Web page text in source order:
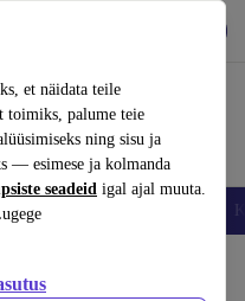
et näidata teile
toimiks, palume teie
ning sisu ja
— esimese ja kolmanda
seadeid igal ajal muuta.
Nutikellad